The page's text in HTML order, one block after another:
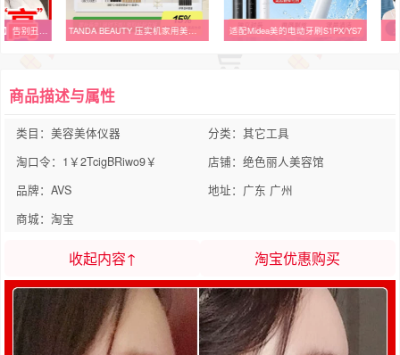
适配Midea美的电动牙刷S1PX/YS7
商品描述与属性
类目：美容美体仪器
分类：其它工具
淘口令：1￥2TcigBRiwo9￥
店铺：绝色丽人美容馆
品牌：AVS
地址：广东 广州
商城：淘宝
收起内容↑ 淘宝优惠购买